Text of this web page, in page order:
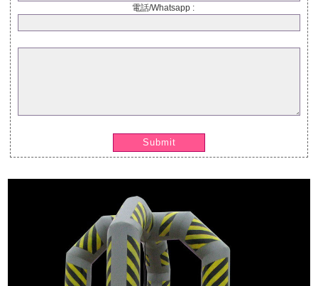
電話/Whatsapp :
Submit